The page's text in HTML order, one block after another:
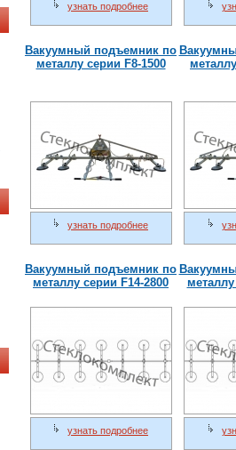
узнать подробнее
Вакуумный подъемник по
металлу серии F8-1500
узнать подробнее
Вакуумный подъемник по
металлу серии F14-2800
металлу
узнать подробнее